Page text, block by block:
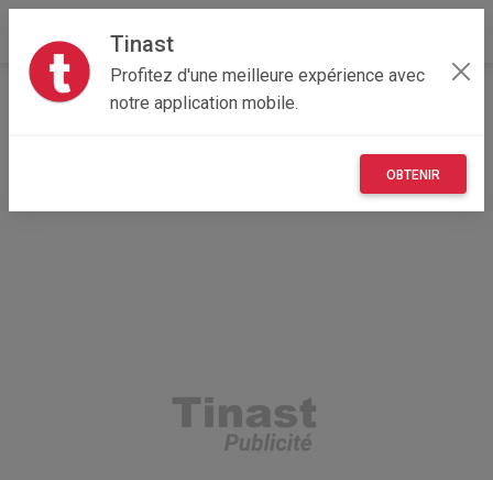
Tinast
Profitez d'une meilleure expérience avec
notre application mobile.
OBTENIR
Accueil Vêtements et objets personnels